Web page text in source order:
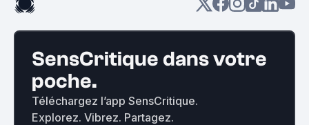
SensCritique dans votre
poche.
Téléchargez l’app SensCritique.
Explorez. Vibrez. Partagez.